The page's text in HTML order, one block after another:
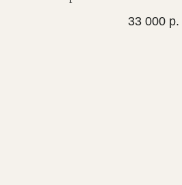
33 000 р.